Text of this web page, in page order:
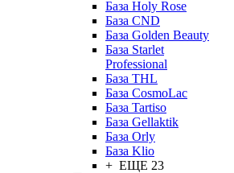
База Holy Rose
База CND
База Golden Beauty
База Starlet
Professional
База THL
База CosmoLac
База Tartiso
База Gellaktik
База Orly
База Klio
+ ЕЩЕ 23